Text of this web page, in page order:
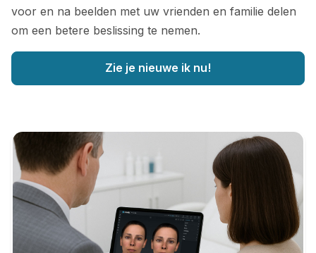
voor en na beelden met uw vrienden en familie delen
om een betere beslissing te nemen.
Zie je nieuwe ik nu!